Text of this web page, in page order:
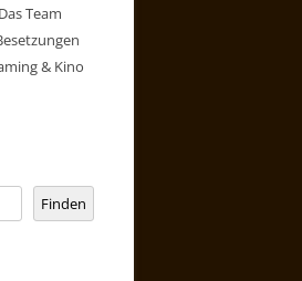
Team
& Kino
Finden